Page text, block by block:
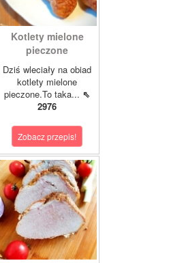
Kotlety mielone
pieczone
Dziś wleciały na obiad
kotlety mielone
pieczone.To taka... ⇖
2976
Zobacz przepis!